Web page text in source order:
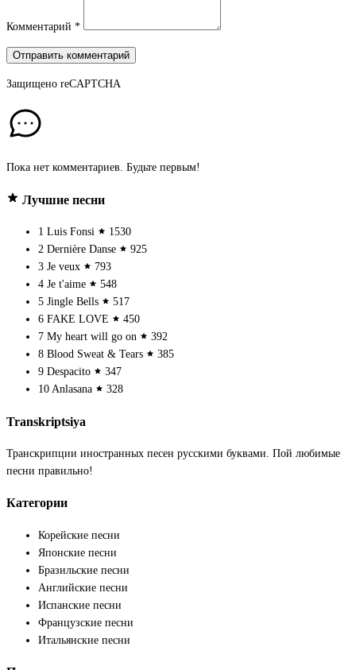
Комментарий *
Отправить комментарий
Защищено reCAPTCHA
Пока нет комментариев. Будьте первым!
Лучшие песни
1 Luis Fonsi
1530
2 Dernière Danse
925
3 Je veux
793
4 Je t'aime
548
5 Jingle Bells
517
6 FAKE LOVE
450
7 My heart will go on
392
8 Blood Sweat & Tears
385
9 Despacito
347
10 Anlasana 328
Transkriptsiya
Транскрипции иностранных песен русскими буквами. Пой любимые
песни правильно!
Категории
Корейские песни
Японские песни
Бразильские песни
Английские песни
Испанские песни
Французские песни
Итальянские песни